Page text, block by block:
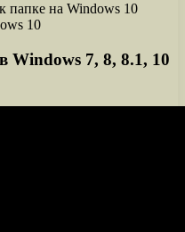
папке на Windows 10
10
Windows 7, 8, 8.1, 10